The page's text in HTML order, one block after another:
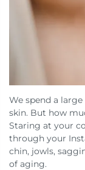
We spend a
skin. But how
Staring at your
through your
chin, jowls,
of aging.